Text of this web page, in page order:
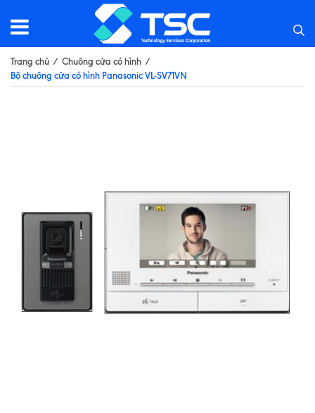
Trang chủ / Chuông cửa có hình /
Bộ chuông cửa có hình Panasonic VL-SV71VN